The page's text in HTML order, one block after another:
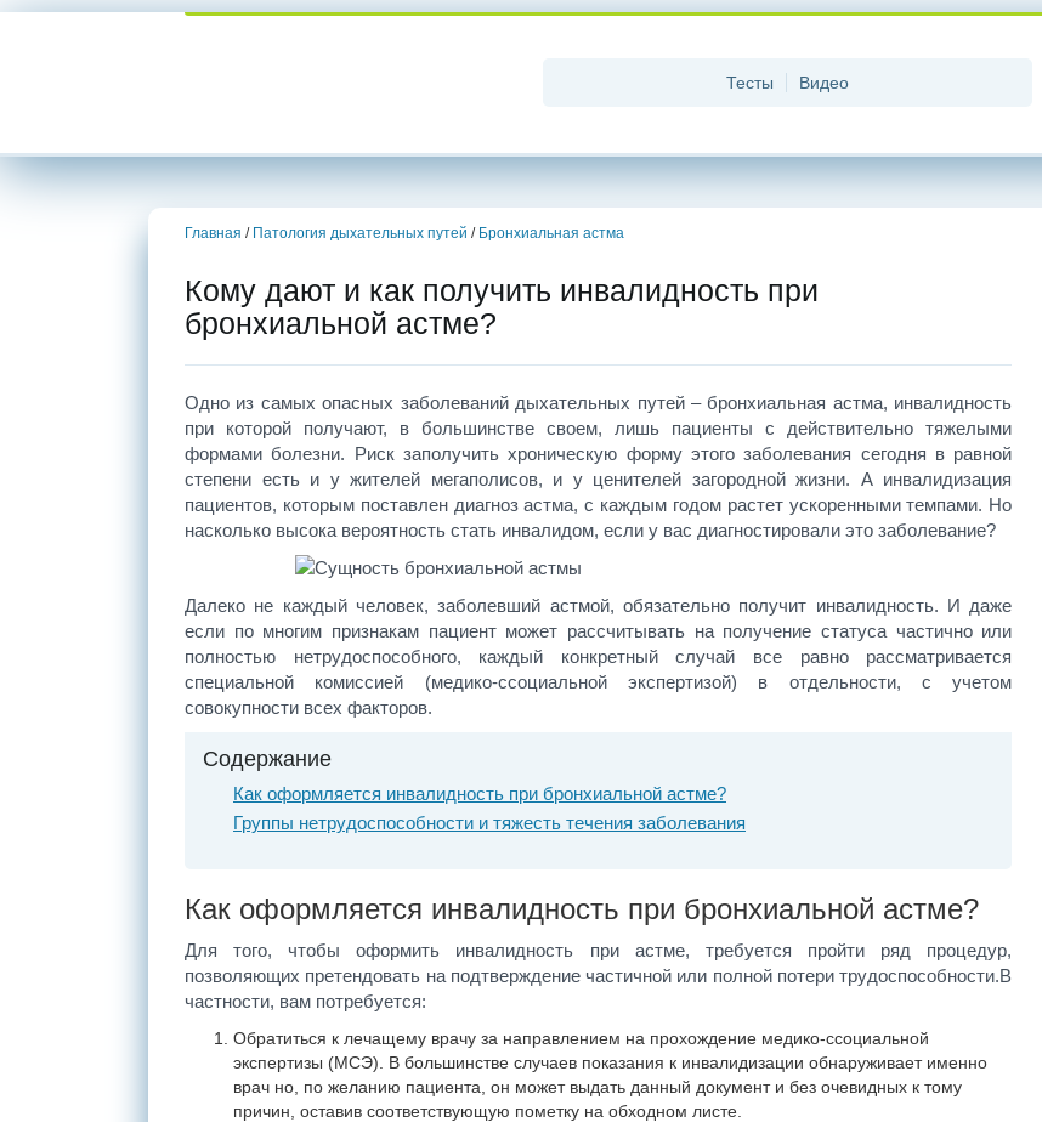
Тесты Видео
Главная / Патология дыхательных путей / Бронхиальная астма
Кому дают и как получить инвалидность при
бронхиальной астме?
Одно из самых опасных заболеваний дыхательных путей – бронхиальная астма, инвалидность
при которой получают, в большинстве своем, лишь пациенты с действительно тяжелыми
формами болезни. Риск заполучить хроническую форму этого заболевания сегодня в равной
степени есть и у жителей мегаполисов, и у ценителей загородной жизни. А инвалидизация
пациентов, которым поставлен диагноз астма, с каждым годом растет ускоренными темпами. Но
насколько высока вероятность стать инвалидом, если у вас диагностировали это заболевание?
Далеко не каждый человек, заболевший астмой, обязательно получит инвалидность. И даже
если по многим признакам пациент может рассчитывать на получение статуса частично или
полностью нетрудоспособного, каждый конкретный случай все равно рассматривается
специальной комиссией (медико-ссоциальной экспертизой) в отдельности, с учетом
совокупности всех факторов.
Содержание
Как оформляется инвалидность при бронхиальной астме?
Группы нетрудоспособности и тяжесть течения заболевания
Как оформляется инвалидность при бронхиальной астме?
Для того, чтобы оформить инвалидность при астме, требуется пройти ряд процедур,
позволяющих претендовать на подтверждение частичной или полной потери трудоспособности.В
частности, вам потребуется:
Обратиться к лечащему врачу за направлением на прохождение медико-ссоциальной
экспертизы (МСЭ). В большинстве случаев показания к инвалидизации обнаруживает именно
врач но, по желанию пациента, он может выдать данный документ и без очевидных к тому
причин, оставив соответствующую пометку на обходном листе.